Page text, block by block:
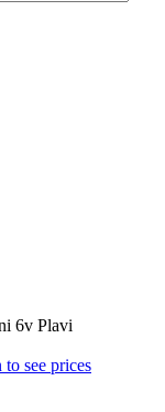
6v Plavi
see prices